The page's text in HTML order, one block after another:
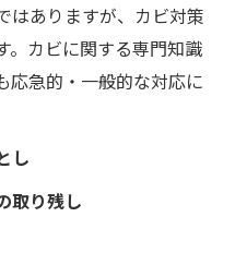
はありますが、カビ対策
。カビに関する専門知識
応急的・一般的な対応に
し
取り残し